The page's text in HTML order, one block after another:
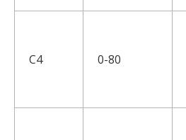
С4 0-80